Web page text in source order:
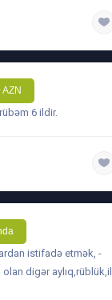
6 ildir.
istifadə etmək, -
digər